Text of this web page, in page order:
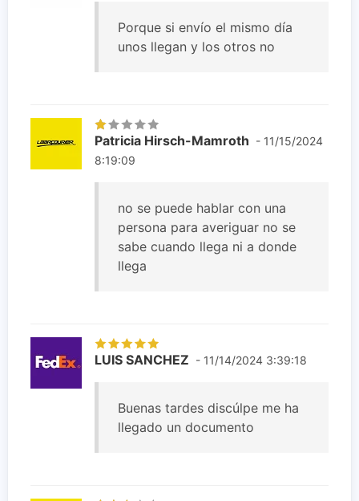
Porque si envío el mismo día
unos llegan y los otros no
Patricia Hirsch-Mamroth - 11/15/2024
8:19:09
no se puede hablar con una
persona para averiguar no se
sabe cuando llega ni a donde
llega
LUIS SANCHEZ - 11/14/2024 3:39:18
Buenas tardes discúlpe me ha
llegado un documento